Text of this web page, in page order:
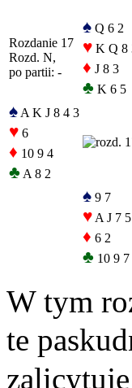
Rozdanie 17
Rozd. N,
po partii: -
♠ Q 6 2
♥ K Q 8
♦ J 8 3
♣ K 6 5
♠ A K J 8 4 3
♥ 6
♦ 10 9 4
♣ A 8 2
♠ 9 7
♥ A J 7
♦ 6 2
♣ 10 9 7
W tym
te